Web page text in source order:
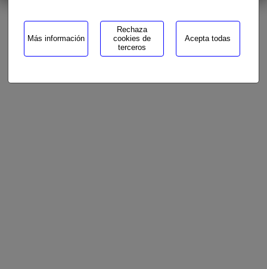
Más información
Rechaza
cookies de
terceros
Acepta todas